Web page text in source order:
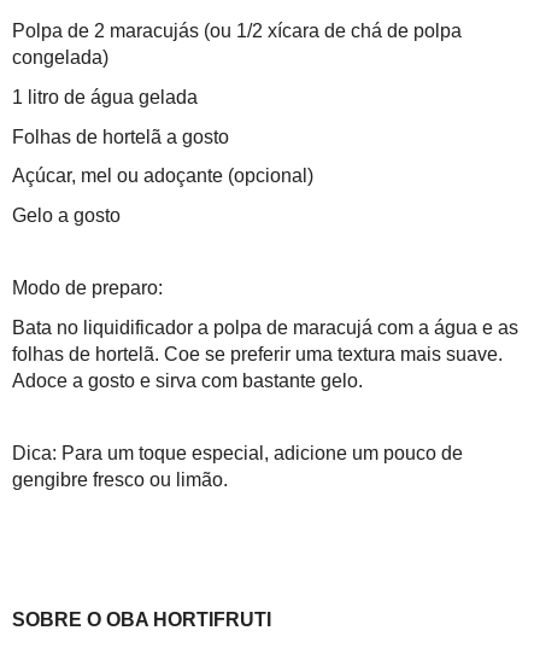
Polpa de 2 maracujás (ou 1/2 xícara de chá de polpa
congelada)
1 litro de água gelada
Folhas de hortelã a gosto
Açúcar, mel ou adoçante (opcional)
Gelo a gosto
Modo de preparo:
Bata no liquidificador a polpa de maracujá com a água e as
folhas de hortelã. Coe se preferir uma textura mais suave.
Adoce a gosto e sirva com bastante gelo.
Dica: Para um toque especial, adicione um pouco de
gengibre fresco ou limão.
SOBRE O OBA HORTIFRUTI